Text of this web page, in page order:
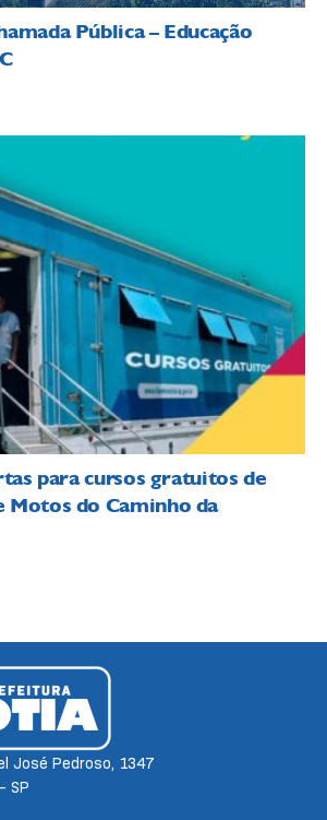
Pública – Educação
para cursos gratuitos de
Motos do Caminho da
José Pedroso, 1347
SP